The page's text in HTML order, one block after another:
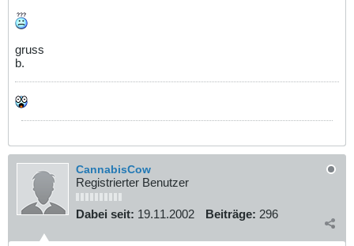
gruss
b.
CannabisCow
Registrierter Benutzer
Dabei seit: 19.11.2002 Beiträge: 296